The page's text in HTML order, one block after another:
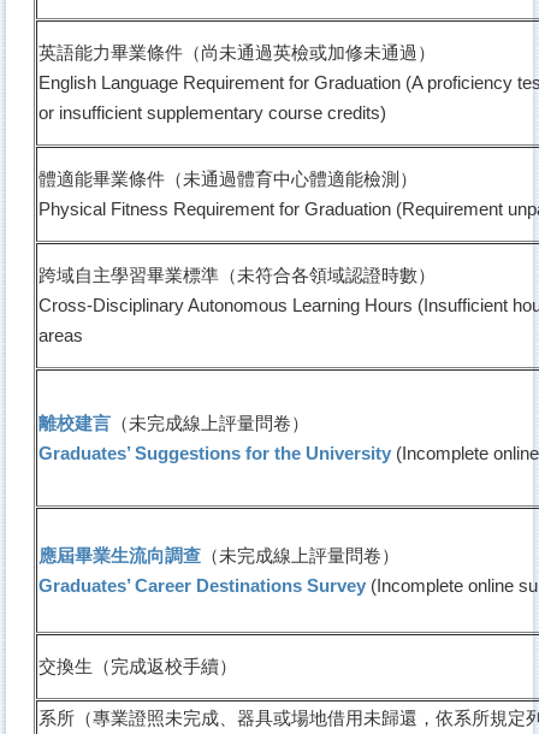
英語能力畢業條件（尚未通過英檢或加修未通過）
English Language Requirement for Graduation (A proficiency
or insufficient supplementary course credits)
體適能畢業條件（未通過體育中心體適能檢測）
Physical Fitness Requirement for Graduation (Requirement
跨域自主學習畢業標準（未符合各領域認證時數）
Cross-Disciplinary Autonomous Learning Hours (Insufficient
areas
離校建言 （未完成線上評量問卷）
Graduates’ Suggestions for the University (Incomplete
應屆畢業生流向調查 （未完成線上評量問卷）
Graduates’ Career Destinations Survey (Incomplete online
交換生（完成返校手續）
系所（專業證照未完成、器具或場地借用未歸還，依系所規定